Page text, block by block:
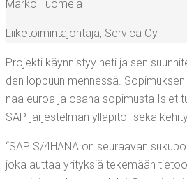
Mar­ko Tuomela
Lii­ke­toi­min­ta­joh­ta­ja, Ser­vica Oy
Pro­jek­ti käyn­nis­tyy heti ja sen
den lop­puun men­nes­sä.
naa euroa ja osa­na sopi­mus­ta Islet
SAP-jär­jes­tel­män yllä­pi­to- sekä
“SAP S/4HANA on seu­raa­van
joka aut­taa yri­tyk­siä teke­mään